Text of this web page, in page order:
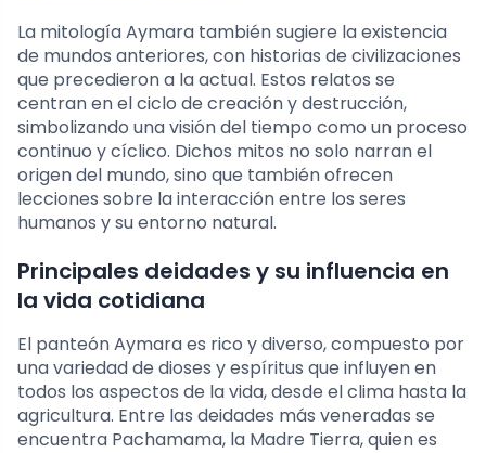
La mitología Aymara también sugiere la existencia
de mundos anteriores, con historias de civilizaciones
que precedieron a la actual. Estos relatos se
centran en el ciclo de creación y destrucción,
simbolizando una visión del tiempo como un proceso
continuo y cíclico. Dichos mitos no solo narran el
origen del mundo, sino que también ofrecen
lecciones sobre la interacción entre los seres
humanos y su entorno natural.
Principales deidades y su influencia en
la vida cotidiana
El panteón Aymara es rico y diverso, compuesto por
una variedad de dioses y espíritus que influyen en
todos los aspectos de la vida, desde el clima hasta la
agricultura. Entre las deidades más veneradas se
encuentra Pachamama, la Madre Tierra, quien es